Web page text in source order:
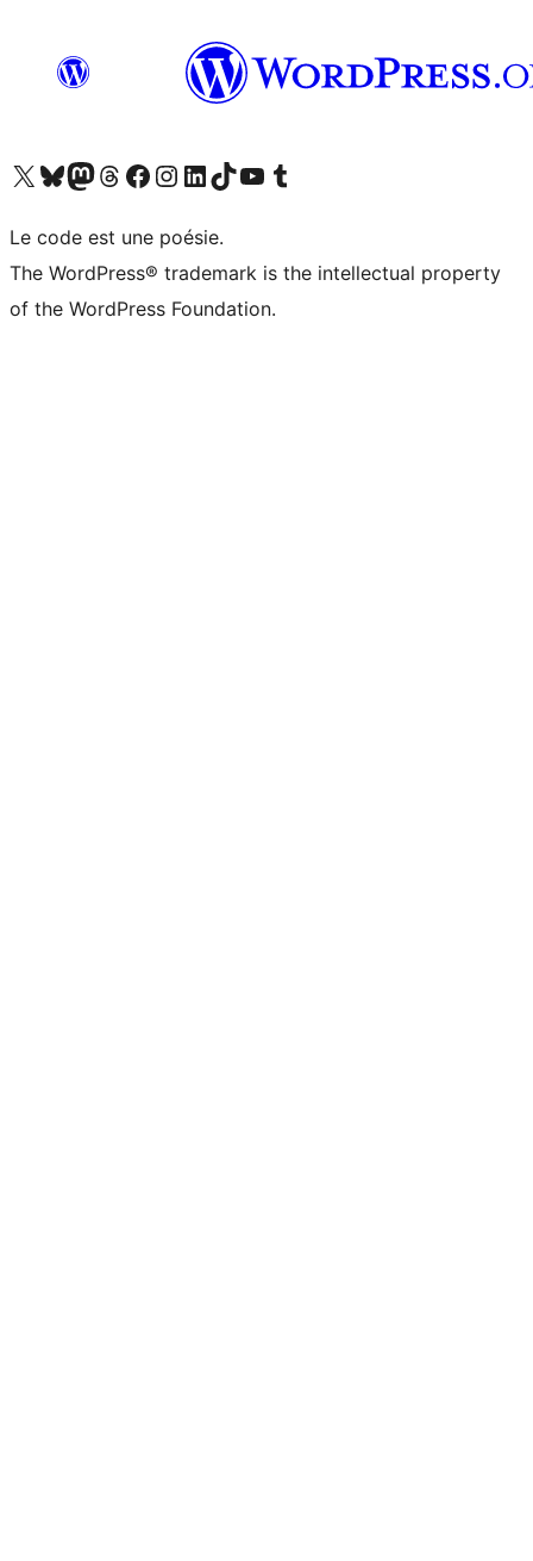
Visitez notre compte X (précédemment Twitter)
Visiter notre compte Bluesky
Visiter notre compte Mastodon
Visiter notre compte Threads
Consulter notre compte Facebook
Consulter notre compte Instagram
Consulter notre compte LinkedIn
Visiter notre compte TokTok
Visiter notre chaîne YouTube
Visiter notre compte Tumblr
Le code est une poésie.
The WordPress® trademark is the intellectual property
of the WordPress Foundation.